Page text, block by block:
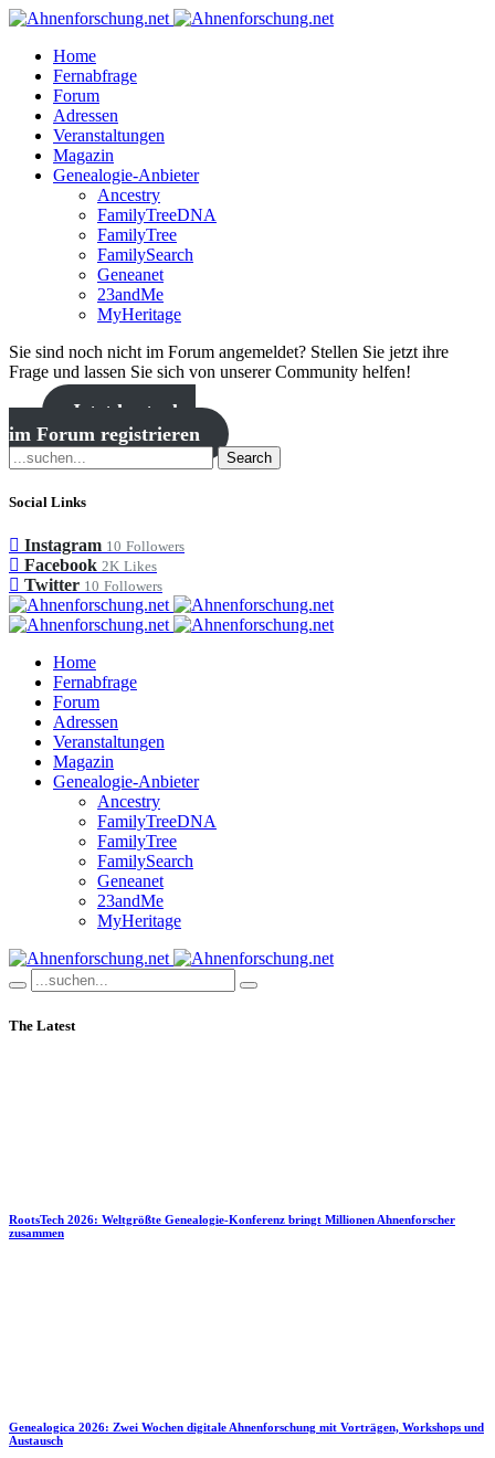
Home
Fernabfrage
Forum
Adressen
Veranstaltungen
Magazin
Genealogie-Anbieter
Ancestry
FamilyTreeDNA
FamilyTree
FamilySearch
Geneanet
23andMe
MyHeritage
Sie sind noch nicht im Forum angemeldet? Stellen Sie jetzt ihre
Frage und lassen Sie sich von unserer Community helfen!
Jetzt kostenlos
im Forum registrieren
Search
Social Links
Instagram 10 Followers
Facebook 2K Likes
Twitter 10 Followers
Home
Fernabfrage
Forum
Adressen
Veranstaltungen
Magazin
Genealogie-Anbieter
Ancestry
FamilyTreeDNA
FamilyTree
FamilySearch
Geneanet
23andMe
MyHeritage
The Latest
RootsTech 2026: Weltgrößte Genealogie-Konferenz bringt Millionen Ahnenforscher
zusammen
Genealogica 2026: Zwei Wochen digitale Ahnenforschung mit Vorträgen, Workshops und
Austausch